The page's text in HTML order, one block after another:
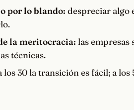
por lo blando: despreciar algo
la meritocracia: las empresas
técnicas.
los 30 la transición es fácil; a